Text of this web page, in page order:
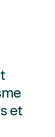
et